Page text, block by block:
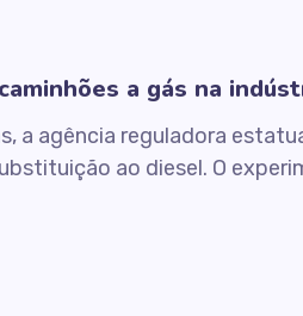
a gás na
a agência reguladora
ao diesel. O